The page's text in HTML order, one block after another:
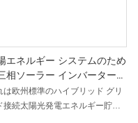
エネルギー システムのため
相ソーラー インバーター
ブリッド 12KW IP65 ハイ
ッド ソーラー インバータ
は欧州標準のハイブリッド グリ
接続太陽光発電エネルギー貯蔵